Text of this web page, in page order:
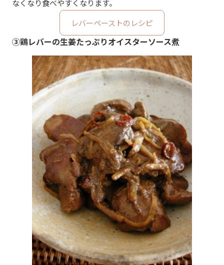
なくなり食べやすくなります。
レバーペーストのレシピ
③鶏レバーの生姜たっぷりオイスターソース煮